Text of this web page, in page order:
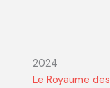
2024
Le Royaume des